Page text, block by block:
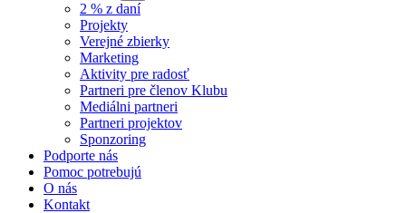
2 % z daní
Projekty
Verejné zbierky
Marketing
Aktivity pre radosť
Partneri pre členov Klubu
Mediálni partneri
Partneri projektov
Sponzoring
Podporte nás
Pomoc potrebujú
O nás
Kontakt